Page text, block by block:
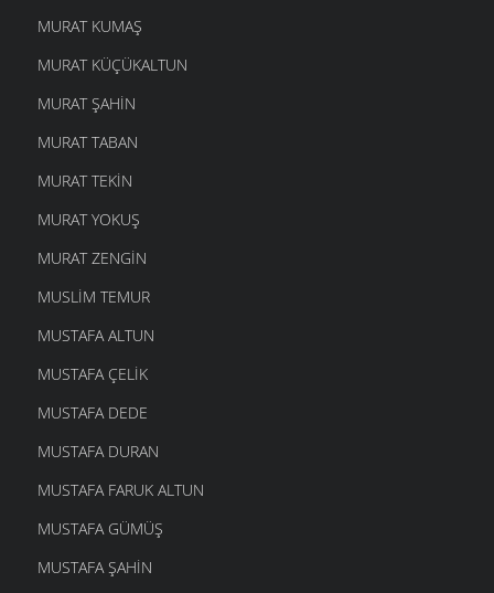
MURAT KUMAŞ
MURAT KÜÇÜKALTUN
MURAT ŞAHIN
MURAT TABAN
MURAT TEKIN
MURAT YOKUŞ
MURAT ZENGIN
MUSLIM TEMUR
MUSTAFA ALTUN
MUSTAFA ÇELIK
MUSTAFA DEDE
MUSTAFA DURAN
MUSTAFA FARUK ALTUN
MUSTAFA GÜMÜŞ
MUSTAFA ŞAHIN